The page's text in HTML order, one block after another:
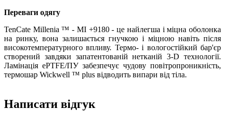
Переваги одягу
TenCate Millenia ™ - MI +9180 - це найлегша і міцна оболонка
на ринку, вона залишається гнучкою і міцною навіть після
високотемпературного впливу. Термо- і вологостійкий бар'єр
створений завдяки запатентованій нетканій 3-D технології.
Ламінація ePTFE/ПУ забезпечує чудову повітропроникність,
термошар Wickwell ™ plus відводить випари від тіла.
Написати відгук